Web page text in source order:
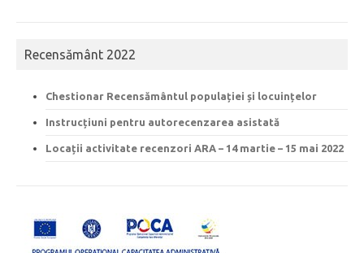
Recensământ 2022
Chestionar Recensământul populației și locuințelor
Instrucțiuni pentru autorecenzarea asistată
Locații activitate recenzori ARA – 14 martie – 15 mai 2022